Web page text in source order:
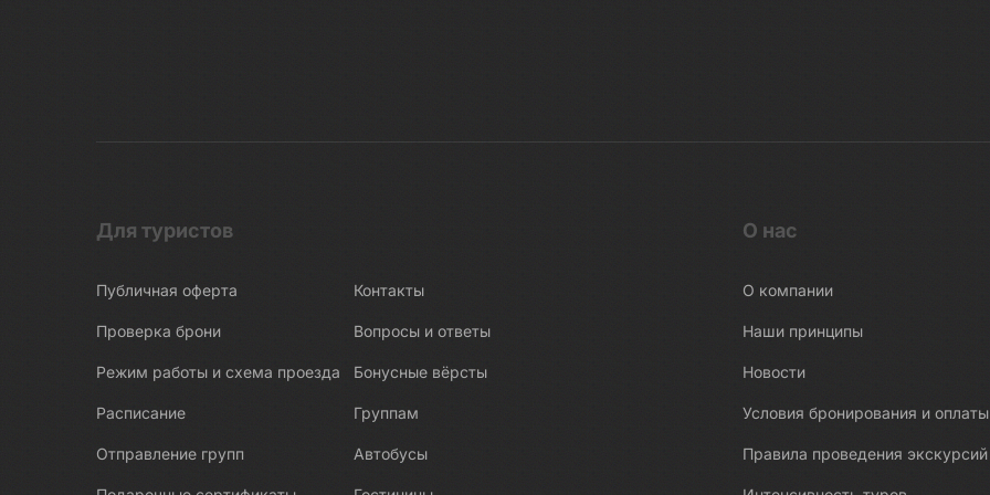
Для туристов
Публичная оферта
Проверка брони
Режим работы и схема проезда
Расписание
Отправление групп
Контакты
Вопросы и ответы
Бонусные вёрсты
Группам
Автобусы
О нас
О компании
Наши принципы
Новости
Условия бронирования и оплаты
Правила проведения экскурсий